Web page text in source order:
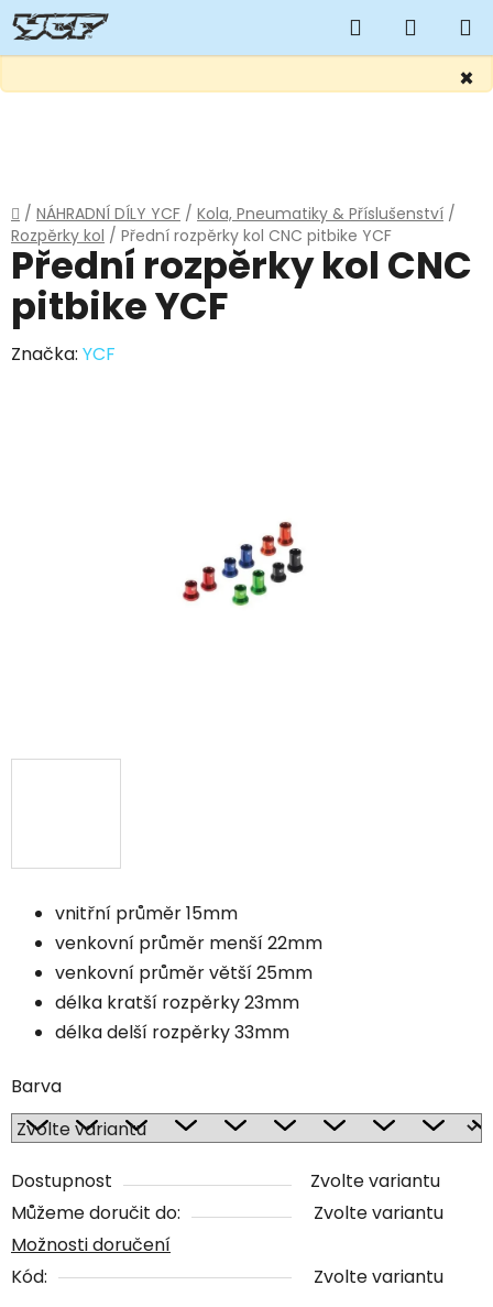
×
Hledat
KOŠÍK
Domů
/ NÁHRADNÍ DÍLY YCF / Kola, Pneumatiky & Příslušenství /
Rozpěrky kol / Přední rozpěrky kol CNC pitbike YCF
vnitřní průměr 15mm
venkovní průměr menší 22mm
venkovní průměr větší 25mm
délka kratší rozpěrky 23mm
délka delší rozpěrky 33mm
Barva
Dostupnost
Zvolte variantu
Můžeme doručit do:
Zvolte variantu
Možnosti doručení
Kód:
Zvolte variantu
Přední rozpěrky kol CNC
pitbike YCF
Značka: YCF